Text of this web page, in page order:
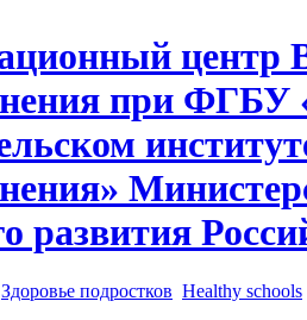
Здоровье подростков Healthy schools